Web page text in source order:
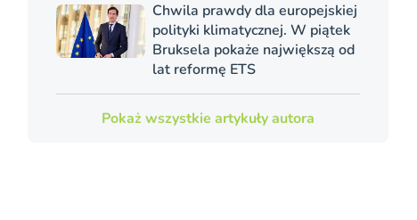
Chwila prawdy dla europejskiej
polityki klimatycznej. W piątek
Bruksela pokaże największą od
lat reformę ETS
Pokaż wszystkie artykuły autora